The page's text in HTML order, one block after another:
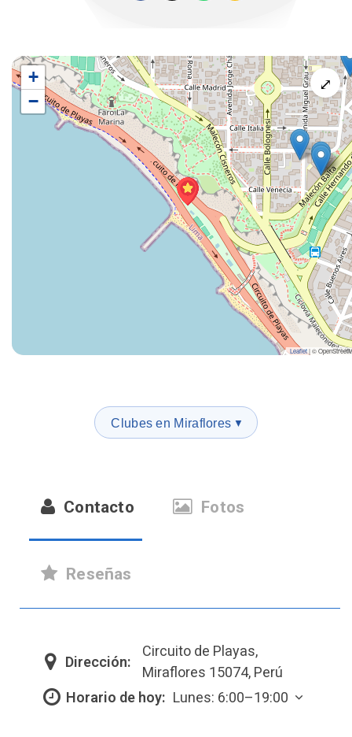
⤢
+
−
Leaflet|©
Clubes en Miraflores ▼
Contacto Fotos
Reseñas
Dirección:
Circuito de Playas,
Miraflores 15074, Perú
Horario de hoy: Lunes: 6:00–19:00